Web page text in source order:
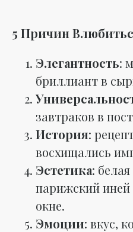
5 Причин
Элегантность:
бриллиант в
завтраков в
История:
восхищались
Эстетика:
парижский
окне.
Эмоции: вкус,